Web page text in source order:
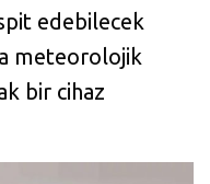
edebilecek
meteorolojik
bir cihaz